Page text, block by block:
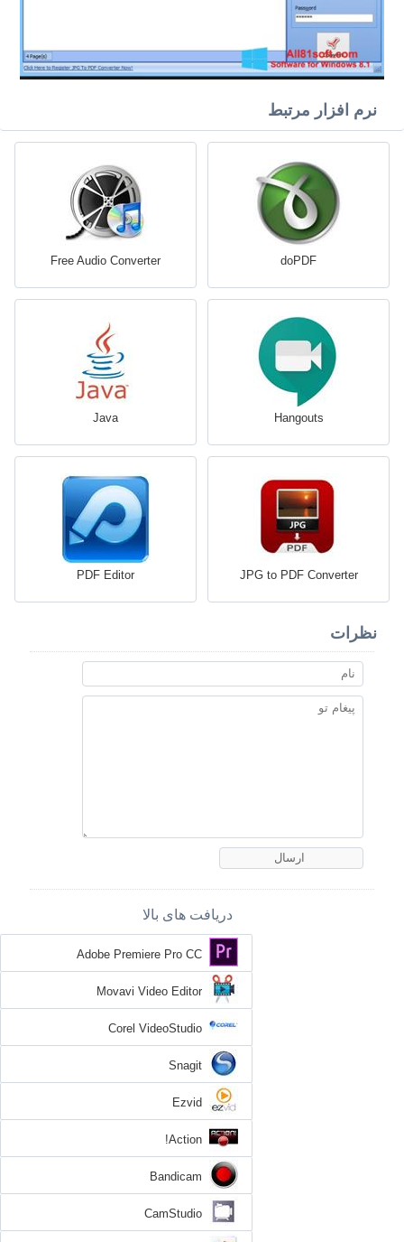
نرم افزار مرتبط
doPDF
Free Audio Converter
Hangouts
Java
JPG to PDF Converter
PDF Editor
نظرات
دریافت های بالا
Adobe Premiere Pro CC
Movavi Video Editor
Corel VideoStudio
Snagit
Ezvid
Action!
Bandicam
CamStudio